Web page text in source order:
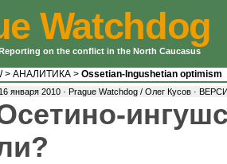
Watchdog
on the conflict in the North Caucasus
> АНАЛИТИКА > Ossetian-Ingushetian optimism
16 января 2010 · Prague Watchdog / Олег Кусов ·